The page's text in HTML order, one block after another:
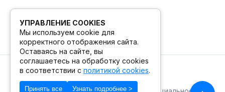
© 2026. ПВЗ! БУТИК.
УПРАВЛЕНИЕ COOKIES
Мы используем cookie для
корректного отображения сайта.
Оставаясь на сайте, вы
соглашаетесь на обработку cookies
в соответствии с политикой cookies.
Принять все Узнать подробнее >